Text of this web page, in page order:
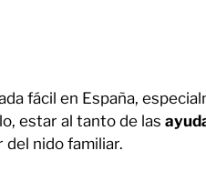
fácil en España,
estar al tanto de las
del nido familiar.